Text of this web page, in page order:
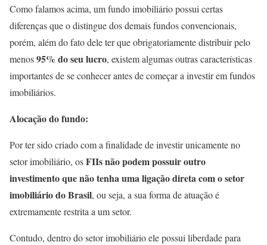
Como falamos acima, um fundo imobiliário possui certas
diferenças que o distingue dos demais fundos convencionais,
porém, além do fato dele ter que obrigatoriamente distribuir pelo
menos95% do seu lucro, existem algumas outras características
importantes de se conhecer antes de começar a investir em fundos
imobiliários.
Alocação do fundo:
Por ter sido criado com a finalidade de investir unicamente no
setor imobiliário, osFIIs não podem possuir outro
investimento que não tenha uma ligação direta com o setor
imobiliário do Brasil, ou seja, a sua forma de atuação é
extremamente restrita a um setor.
Contudo, dentro do setor imobiliário ele possui liberdade para